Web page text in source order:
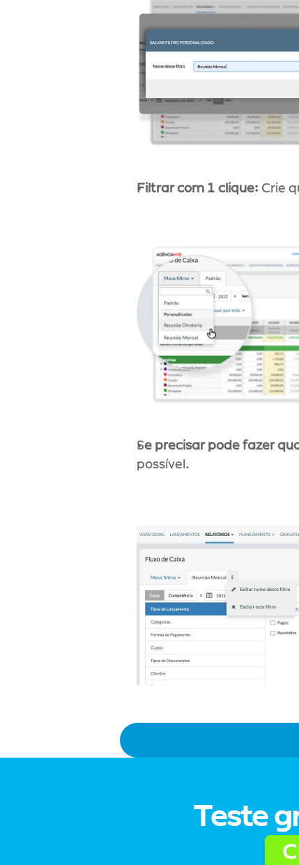
Filtrar com 1 clique: Crie
Se precisar pode fazer
possível.
Teste